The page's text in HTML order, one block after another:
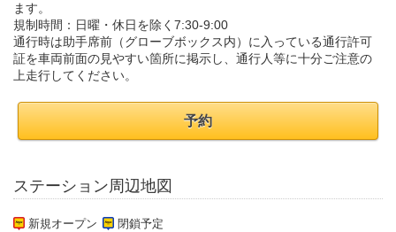
ます。
規制時間：日曜・休日を除く7:30-9:00
通行時は助手席前（グローブボックス内）に入っている通行許可
証を車両前面の見やすい箇所に掲示し、通行人等に十分ご注意の
上走行してください。
予約
ステーション周辺地図
新規オープン 閉鎖予定